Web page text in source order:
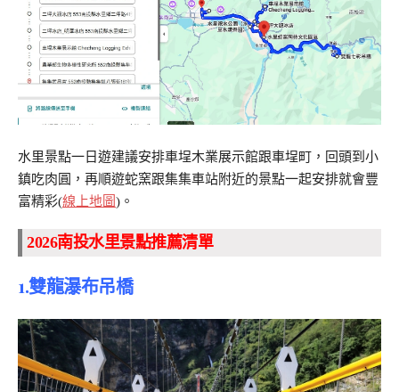
水里景點一日遊建議安排車埕木業展示館跟車埕町，回頭到小
鎮吃肉圓，再順遊蛇窯跟集集車站附近的景點一起安排就會豐
富精彩(線上地圖)。
2026南投水里景點推薦清單
1.雙龍瀑布吊橋